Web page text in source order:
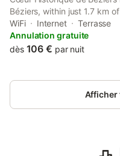
Béziers, within just 1.7 km
Fonserannes Lock.
WiFi Internet
Terrasse
Annulation gratuite
dès 106 € par nuit
Afficher